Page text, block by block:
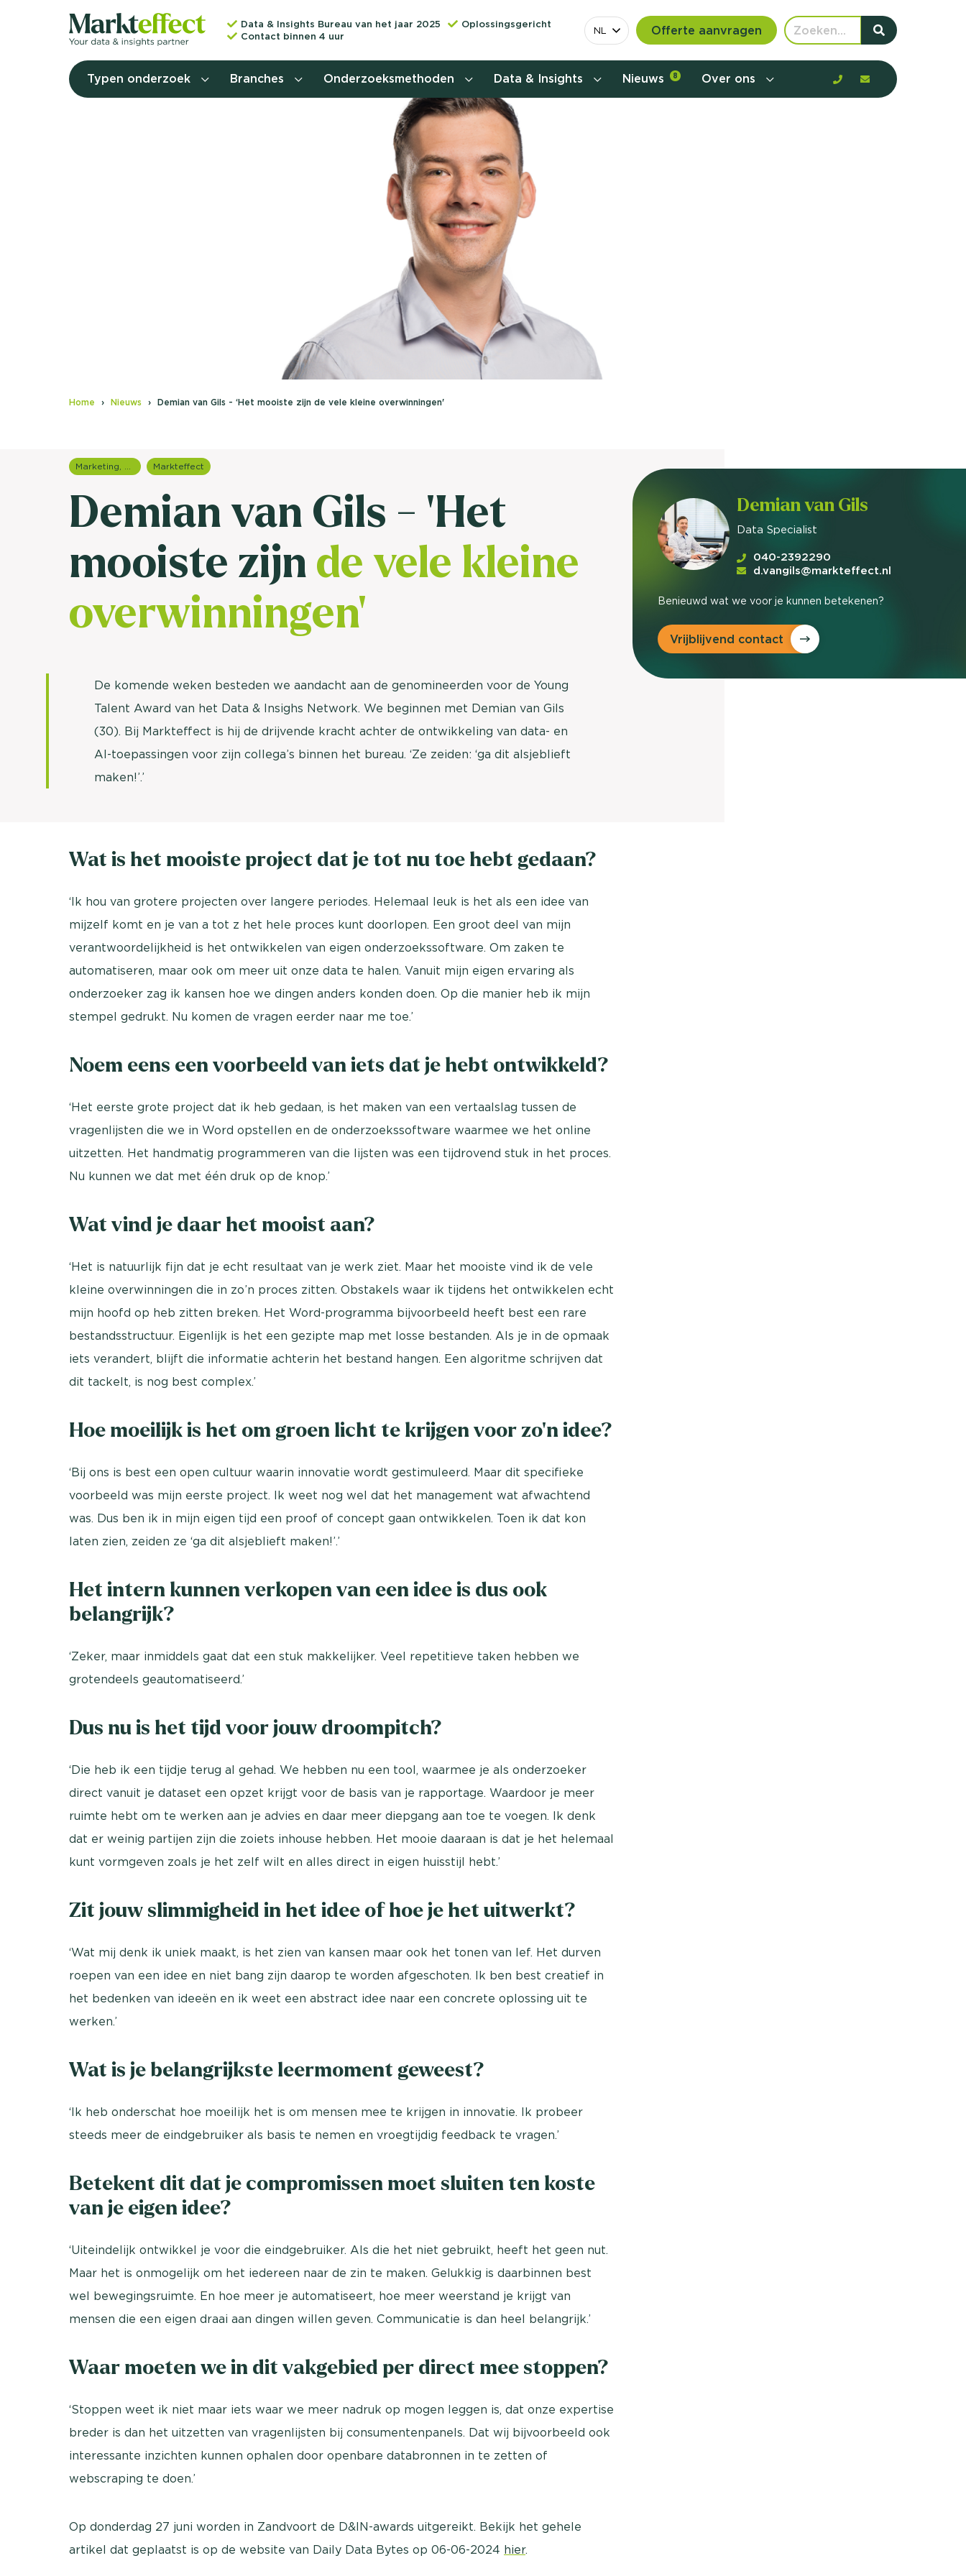
Data & Insights Bureau van het jaar 2025
Oplossingsgericht
Contact binnen 4 uur
NL Offerte aanvragen
Typen onderzoek
Behoefteonderzoek
Customer journey onderzoek
Customer value proposition
Doelgroeponderzoek
Naamsbekendheidonderzoek
Nationaal Studiekeuze
Onderzoek (NSKO)
Usage & attitude onderzoek
UX-onderzoek
brengen. Benieuwd hoe?
Stefan Klomp
Client Consultant
Branches Onderzoeksmethoden Data & Insights Nieuws 8 Over ons
Home Nieuws Demian van Gils - ‘Het mooiste zijn de vele kleine overwinningen'
Marketing, media & PR Markteffect
Demian van Gils - ‘Het
mooiste zijnde vele kleine
overwinningen'
De komende weken besteden we aandacht aan de genomineerden voor de Young
Talent Award van het Data & Insighs Network. We beginnen met Demian van Gils
(30). Bij Markteffect is hij de drijvende kracht achter de ontwikkeling van data- en
AI-toepassingen voor zijn collega’s binnen het bureau. ‘Ze zeiden: ‘ga dit alsjeblieft
maken!’.’
Wat is het mooiste project dat je tot nu toe hebt gedaan?
‘Ik hou van grotere projecten over langere periodes. Helemaal leuk is het als een idee van
mijzelf komt en je van a tot z het hele proces kunt doorlopen. Een groot deel van mijn
verantwoordelijkheid is het ontwikkelen van eigen onderzoekssoftware. Om zaken te
automatiseren, maar ook om meer uit onze data te halen. Vanuit mijn eigen ervaring als
onderzoeker zag ik kansen hoe we dingen anders konden doen. Op die manier heb ik mijn
stempel gedrukt. Nu komen de vragen eerder naar me toe.’
Noem eens een voorbeeld van iets dat je hebt ontwikkeld?
‘Het eerste grote project dat ik heb gedaan, is het maken van een vertaalslag tussen de
vragenlijsten die we in Word opstellen en de onderzoekssoftware waarmee we het online
uitzetten. Het handmatig programmeren van die lijsten was een tijdrovend stuk in het proces.
Nu kunnen we dat met één druk op de knop.’
Wat vind je daar het mooist aan?
‘Het is natuurlijk fijn dat je echt resultaat van je werk ziet. Maar het mooiste vind ik de vele
kleine overwinningen die in zo’n proces zitten. Obstakels waar ik tijdens het ontwikkelen echt
mijn hoofd op heb zitten breken. Het Word-programma bijvoorbeeld heeft best een rare
bestandsstructuur. Eigenlijk is het een gezipte map met losse bestanden. Als je in de opmaak
iets verandert, blijft die informatie achterin het bestand hangen. Een algoritme schrijven dat
dit tackelt, is nog best complex.’
Hoe moeilijk is het om groen licht te krijgen voor zo’n idee?
‘Bij ons is best een open cultuur waarin innovatie wordt gestimuleerd. Maar dit specifieke
voorbeeld was mijn eerste project. Ik weet nog wel dat het management wat afwachtend
was. Dus ben ik in mijn eigen tijd een proof of concept gaan ontwikkelen. Toen ik dat kon
laten zien, zeiden ze ‘ga dit alsjeblieft maken!’.’
Het intern kunnen verkopen van een idee is dus ook
belangrijk?
‘Zeker, maar inmiddels gaat dat een stuk makkelijker. Veel repetitieve taken hebben we
grotendeels geautomatiseerd.’
Dus nu is het tijd voor jouw droompitch?
‘Die heb ik een tijdje terug al gehad. We hebben nu een tool, waarmee je als onderzoeker
direct vanuit je dataset een opzet krijgt voor de basis van je rapportage. Waardoor je meer
ruimte hebt om te werken aan je advies en daar meer diepgang aan toe te voegen. Ik denk
dat er weinig partijen zijn die zoiets inhouse hebben. Het mooie daaraan is dat je het helemaal
kunt vormgeven zoals je het zelf wilt en alles direct in eigen huisstijl hebt.’
Zit jouw slimmigheid in het idee of hoe je het uitwerkt?
‘Wat mij denk ik uniek maakt, is het zien van kansen maar ook het tonen van lef. Het durven
roepen van een idee en niet bang zijn daarop te worden afgeschoten. Ik ben best creatief in
het bedenken van ideeën en ik weet een abstract idee naar een concrete oplossing uit te
werken.’
Wat is je belangrijkste leermoment geweest?
‘Ik heb onderschat hoe moeilijk het is om mensen mee te krijgen in innovatie. Ik probeer
steeds meer de eindgebruiker als basis te nemen en vroegtijdig feedback te vragen.’
Betekent dit dat je compromissen moet sluiten ten koste
van je eigen idee?
‘Uiteindelijk ontwikkel je voor die eindgebruiker. Als die het niet gebruikt, heeft het geen nut.
Maar het is onmogelijk om het iedereen naar de zin te maken. Gelukkig is daarbinnen best
wel bewegingsruimte. En hoe meer je automatiseert, hoe meer weerstand je krijgt van
mensen die een eigen draai aan dingen willen geven. Communicatie is dan heel belangrijk.’
Waar moeten we in dit vakgebied per direct mee stoppen?
‘Stoppen weet ik niet maar iets waar we meer nadruk op mogen leggen is, dat onze expertise
breder is dan het uitzetten van vragenlijsten bij consumentenpanels. Dat wij bijvoorbeeld ook
interessante inzichten kunnen ophalen door openbare databronnen in te zetten of
webscraping te doen.’
Op donderdag 27 juni worden in Zandvoort de D&IN-awards uitgereikt. Bekijk het gehele
artikel dat geplaatst is op de website van Daily Data Bytes op 06-06-2024 hier.
Demian van Gils
Data Specialist
040-2392290
d.vangils@markteffect.nl
Benieuwd wat we voor je kunnen betekenen?
Vrijblijvend contact